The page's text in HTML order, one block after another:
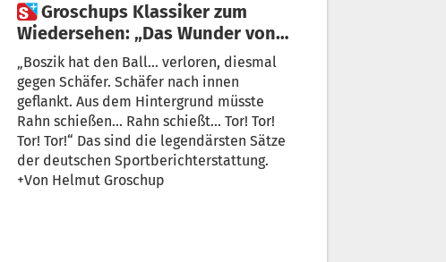
 Groschups Klassiker zum
Wiedersehen: „Das Wunder von
Bern“
„Boszik hat den Ball... verloren, diesmal
gegen Schäfer. Schäfer nach innen
geflankt. Aus dem Hintergrund müsste
Rahn schießen... Rahn schießt... Tor! Tor!
Tor! Tor!“ Das sind die legendärsten Sätze
der deutschen Sportberichterstattung.
+Von Helmut Groschup